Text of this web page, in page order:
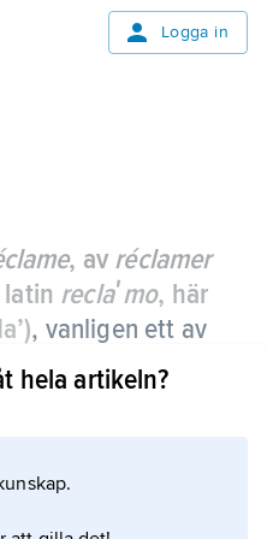
Logga in
, av réclamer
latin reclaʹmo, här
, vanligen ett av
som ett företag
för att
medier förmedlas
hela artikeln?